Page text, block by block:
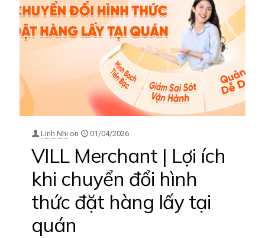
Linh Nhi on 01/04/2026
VILL Merchant | Lợi ích
khi chuyển đổi hình
thức đặt hàng lấy tại
quán